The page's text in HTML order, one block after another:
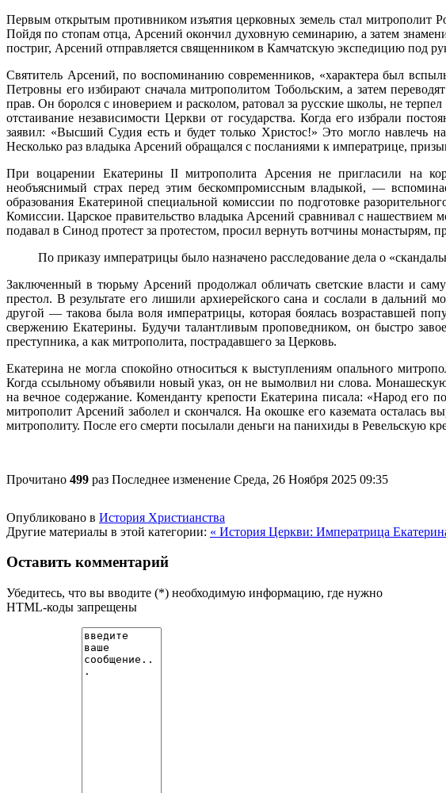
Первым открытым противником изъятия церковных земель стал
Пойдя по стопам отца, Арсений окончил духовную семинарию, а затем
постриг, Арсений отправляется священником в Камчатскую экспедицию под
Святитель Арсений, по воспоминанию современников, «характера был
Петровны его избирают сначала митрополитом Тобольским, а затем
прав. Он боролся с иноверием и расколом, ратовал за русские школы, не
отстаивание независимости Церкви от государства. Когда его избрали
заявил: «Высший Судия есть и будет только Христос!» Это могло навлечь
Несколько раз владыка Арсений обращался с посланиями к императрице,
При воцарении Екатерины II митрополита Арсения не пригласили на
необъяснимый страх перед этим бескомпромиссным владыкой, —
образования Екатериной специальной комиссии по подготовке
Комиссии. Царское правительство владыка Арсений сравнивал с нашествием
подавал в Синод протест за протестом, просил вернуть вотчины монастырям,
По приказу императрицы было назначено расследование дела о
Заключенный в тюрьму Арсений продолжал обличать светские власти и
престол. В результате его лишили архиерейского сана и сослали в
другой — такова была воля императрицы, которая боялась возраставшей
свержению Екатерины. Будучи талантливым проповедником, он быстро
преступника, а как митрополита, пострадавшего за Церковь.
Екатерина не могла спокойно относиться к выступлениям опального
Когда ссыльному объявили новый указ, он не вымолвил ни слова.
на вечное содержание. Коменданту крепости Екатерина писала: «Народ его
митрополит Арсений заболел и скончался. На окошке его каземата осталась
митрополиту. После его смерти посылали деньги на панихиды в Ревельскую
Прочитано 499 раз Последнее изменение Среда, 26 Ноября 2025 09:35
Опубликовано в История Христианства
Другие материалы в этой категории: « История Церкви: Императрица
Оставить комментарий
Убедитесь, что вы вводите (*) необходимую информацию, где нужно
HTML-коды запрещены